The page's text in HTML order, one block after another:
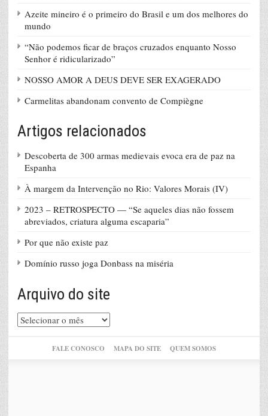
Azeite mineiro é o primeiro do Brasil e um dos melhores do
mundo
“Não podemos ficar de braços cruzados enquanto Nosso
Senhor é ridicularizado”
NOSSO AMOR A DEUS DEVE SER EXAGERADO
Carmelitas abandonam convento de Compiègne
Artigos relacionados
Descoberta de 300 armas medievais evoca era de paz na
Espanha
À margem da Intervenção no Rio: Valores Morais (IV)
2023 – RETROSPECTO — “Se aqueles dias não fossem
abreviados, criatura alguma escaparia”
Por que não existe paz
Domínio russo joga Donbass na miséria
Arquivo do site
Arquivo
do
FALE CONOSCO MAPA DO SITE QUEM SOMOS